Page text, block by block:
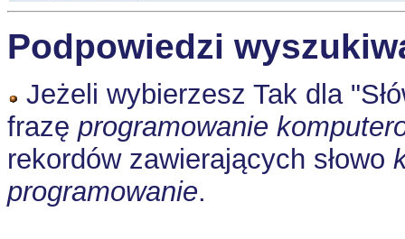
Podpowiedzi
Jeżeli wybierzesz Tak dla
frazę programowanie
rekordów zawierających słowo
programowanie.